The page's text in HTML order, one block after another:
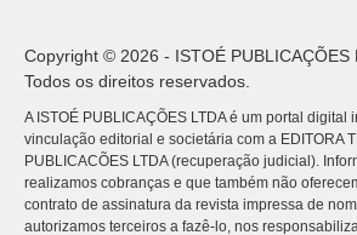
Copyright © 2026 - ISTOÉ PUBLICAÇÕES
Todos os direitos reservados.
A ISTOÉ PUBLICAÇÕES LTDA é um portal digital
vinculação editorial e societária com a EDITORA
PUBLICACÕES LTDA (recuperação judicial).
realizamos cobranças e que também não
contrato de assinatura da revista impressa de
autorizamos terceiros a fazê-lo, nos